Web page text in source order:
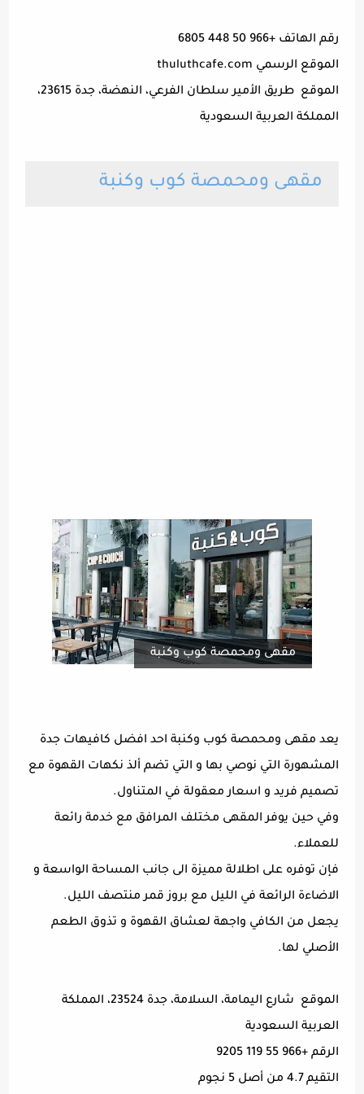
رقم الهاتف +966 50 448 6805
الموقع الرسمي thuluthcafe.com
الموقع طريق الأمير سلطان الفرعي، النهضة، جدة 23615،
المملكة العربية السعودية
مقهى ومحمصة كوب وكنبة
مقهى ومحمصة كوب وكنبة
يعد مقهى ومحمصة كوب وكنبة احد افضل كافيهات جدة
المشهورة التي نوصي بها و التي تضم ألذ نكهات القهوة مع
تصميم فريد و اسعار معقولة في المتناول.
وفي حين يوفر المقهى مختلف المرافق مع خدمة رائعة
للعملاء.
فإن توفره على اطلالة مميزة الى جانب المساحة الواسعة و
الاضاءة الرائعة في الليل مع بروز قمر منتصف الليل.
يجعل من الكافي واجهة لعشاق القهوة و تذوق الطعم
الأصلي لها.
الموقع شارع اليمامة، السلامة، جدة 23524، المملكة
العربية السعودية
الرقم +966 55 119 9205
التقيم 4.7 من أصل 5 نجوم